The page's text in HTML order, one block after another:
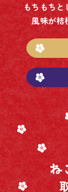
もちもち
風味が桔